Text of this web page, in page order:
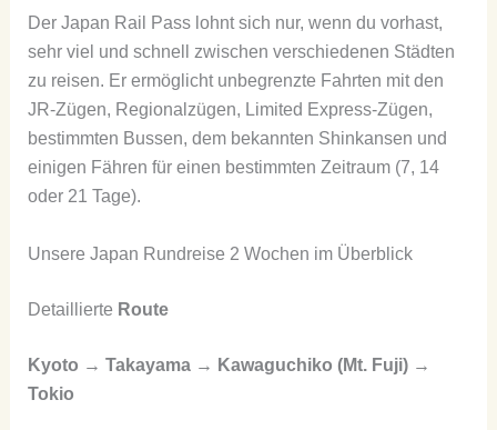
Der Japan Rail Pass lohnt sich nur, wenn du vorhast,
sehr viel und schnell zwischen verschiedenen Städten
zu reisen. Er ermöglicht unbegrenzte Fahrten mit den
JR-Zügen, Regionalzügen, Limited Express-Zügen,
bestimmten Bussen, dem bekannten Shinkansen und
einigen Fähren für einen bestimmten Zeitraum (7, 14
oder 21 Tage).
Unsere Japan Rundreise 2 Wochen im Überblick
Detaillierte Route
Kyoto → Takayama → Kawaguchiko (Mt. Fuji) →
Tokio